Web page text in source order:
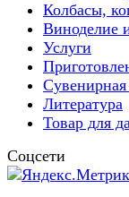
Колбасы,
Виноделие
Услуги
Литература
Товар для
Соцсети